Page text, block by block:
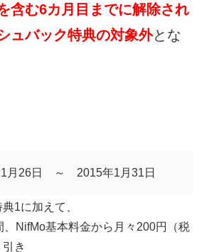
含む6カ月目までに解除され
ュバック特典の対象外とな
月26日 ～ 2015年1月31日
典1に加えて、
、NifMo基本料金から月々200円（税
き